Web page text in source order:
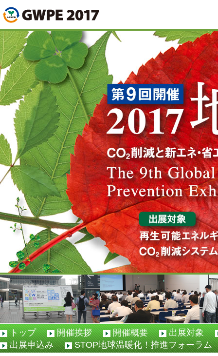
トップ 開催挨拶 開催概要
出展対象
出展申込み
STOP地球温暖化！推進フォーラム